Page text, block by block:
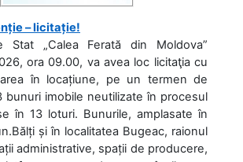
– licitație!
Stat „Calea Ferată din Moldova”
ora 09.00, va avea loc licitaţia cu
în locațiune, pe un termen de
bunuri imobile neutilizate în procesul
în 13 loturi. Bunurile, amplasate în
și în localitatea Bugeac, raionul
administrative, spații de producere,